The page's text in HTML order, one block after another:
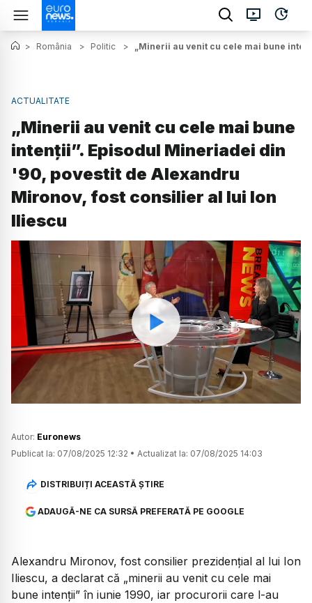
> România > Politic > „Minerii au venit cu cele mai bune
ACTUALITATE
„Minerii au venit cu cele mai bune
intenții”. Episodul Mineriadei din
'90, povestit de Alexandru
Mironov, fost consilier al lui Ion
Iliescu
Watch
Autor: Euronews
Publicat la: 07/08/2025 12:32 • Actualizat la: 07/08/2025 14:03
DISTRIBUIȚI ACEASTĂ ȘTIRE
ADAUGĂ-NE CA SURSĂ PREFERATĂ PE GOOGLE
Alexandru Mironov, fost consilier prezidențial al lui Ion
Iliescu, a declarat că „minerii au venit cu cele mai
bune intenții” în iunie 1990, iar procurorii care l-au